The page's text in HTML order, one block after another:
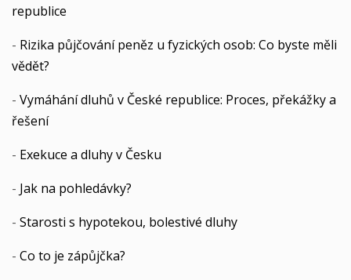
republice
- Rizika půjčování peněz u fyzických osob: Co byste měli
vědět?
- Vymáhání dluhů v České republice: Proces, překážky a
řešení
- Exekuce a dluhy v Česku
- Jak na pohledávky?
- Starosti s hypotekou, bolestivé dluhy
- Co to je zápůjčka?